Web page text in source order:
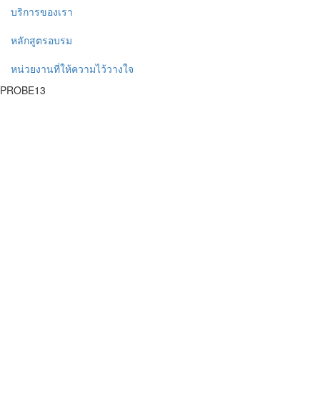
บริการของเรา
หลักสูตรอบรม
หน่วยงานที่ให้ความไว้วางใจ